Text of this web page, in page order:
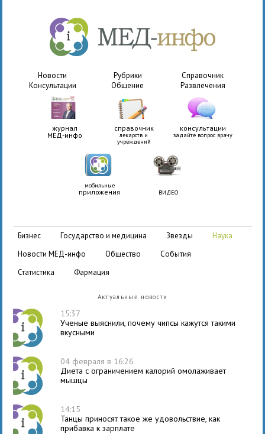
Новости Рубрики
Справочник
Консультации
Общение Развлечения
журнал
МЕД-инфо
справочник
лекарств и
учреждений
консультации
задайте вопрос врачу
мобильные
приложения ВИДЕО
бизнес государство и медицина звезды
наука
новости МЕД-инфо
общество
события
статистика
фармация
Актуальные новости
15:37
Ученые выяснили, почему чипсы кажутся такими
вкусными
04 февраля в 16:26
Диета с ограничением калорий омолаживает
мышцы
14:15
Танцы приносят такое же удовольствие, как
прибавка к зарплате